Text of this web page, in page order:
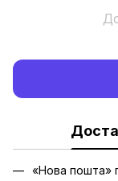
«Нова пошта»